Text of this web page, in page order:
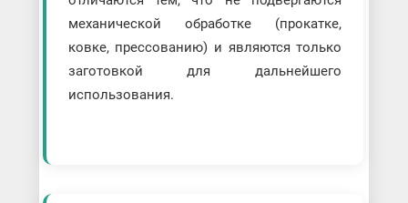
механической обработке (прокатке,
ковке, прессованию) и являются только
заготовкой для дальнейшего
использования.